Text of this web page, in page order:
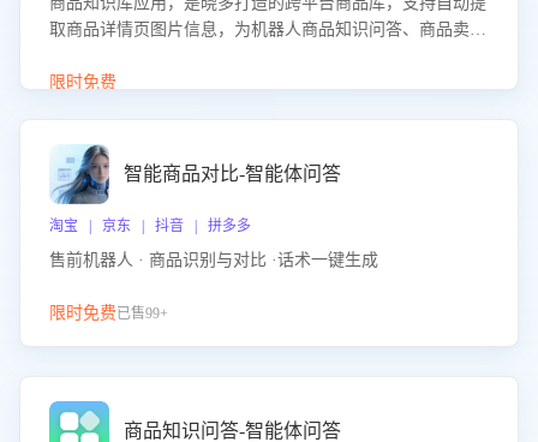
取商品详情页图片信息，为机器人商品知识问答、商品卖点
限时免费
智能商品对比-智能体问答
淘宝 | 京东 | 抖音 | 拼多多
售前机器人 · 商品识别与对比 ·话术一键生成
限时免费已售99+
商品知识问答-智能体问答